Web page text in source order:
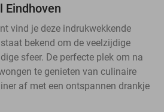
Eindhoven
vind je deze indrukwekkende
bekend om de veelzijdige
sfeer. De perfecte plek om na
te genieten van culinaire
af met een ontspannen drankje